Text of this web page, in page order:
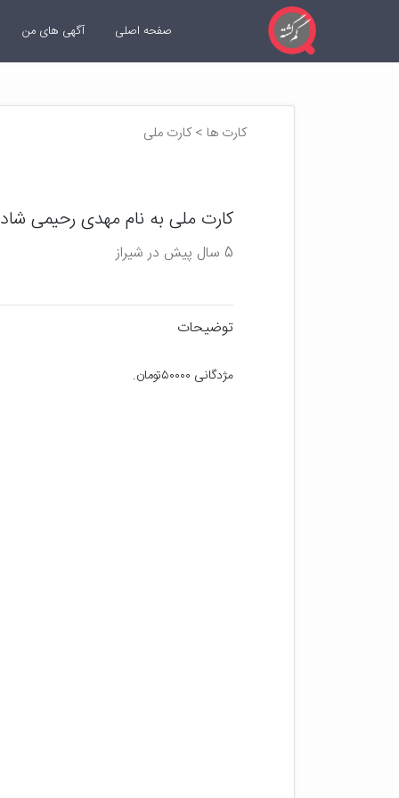
صفحه اصلی آگهی های من
کارت ها > کارت ملی
کارت ملی به نام مهدی رحیمی شاد
5 سال پیش در شیراز
توضیحات
مژدگانی ۵۰۰۰۰تومان.